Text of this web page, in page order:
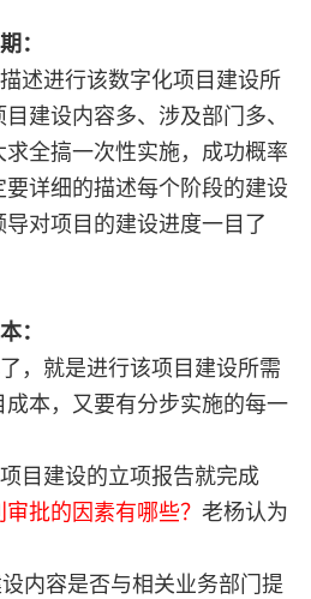
：
进行该数字化项目建设所
建设内容多、涉及部门多、
全搞一次性实施，成功概率
详细的描述每个阶段的建设
对项目的建设进度一目了
：
就是进行该项目建设所需
本，又要有分步实施的每一
目建设的立项报告就完成
批的因素有哪些？ 老杨认为
内容是否与相关业务部门提